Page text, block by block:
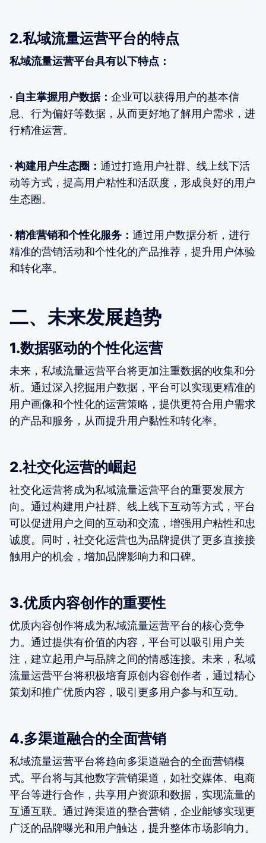
2.私域流量运营平台的特点
私域流量运营平台具有以下特点：
· 自主掌握用户数据： 企业可以获得用户的基本信
息、行为偏好等数据，从而更好地了解用户需求，进
行精准运营。
· 构建用户生态圈： 通过打造用户社群、线上线下活
动等方式，提高用户粘性和活跃度，形成良好的用户
生态圈。
· 精准营销和个性化服务： 通过用户数据分析，进行
精准的营销活动和个性化的产品推荐，提升用户体验
和转化率。
二、未来发展趋势
1.数据驱动的个性化运营
未来，私域流量运营平台将更加注重数据的收集和分
析。通过深入挖掘用户数据，平台可以实现更精准的
用户画像和个性化的运营策略，提供更符合用户需求
的产品和服务，从而提升用户黏性和转化率。
2.社交化运营的崛起
社交化运营将成为私域流量运营平台的重要发展方
向。通过构建用户社群、线上线下互动等方式，平台
可以促进用户之间的互动和交流，增强用户粘性和忠
诚度。同时，社交化运营也为品牌提供了更多直接接
触用户的机会，增加品牌影响力和口碑。
3.优质内容创作的重要性
优质内容创作将成为私域流量运营平台的核心竞争
力。通过提供有价值的内容，平台可以吸引用户关
注，建立起用户与品牌之间的情感连接。未来，私域
流量运营平台将积极培育原创内容创作者，通过精心
策划和推广优质内容，吸引更多用户参与和互动。
4.多渠道融合的全面营销
私域流量运营平台将趋向多渠道融合的全面营销模
式。平台将与其他数字营销渠道，如社交媒体、电商
平台等进行合作，共享用户资源和数据，实现流量的
互通互联。通过跨渠道的整合营销，企业能够实现更
广泛的品牌曝光和用户触达，提升整体市场影响力。